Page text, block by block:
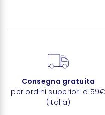
Consegna gratuita
per ordini superiori a 59€
(Italia)